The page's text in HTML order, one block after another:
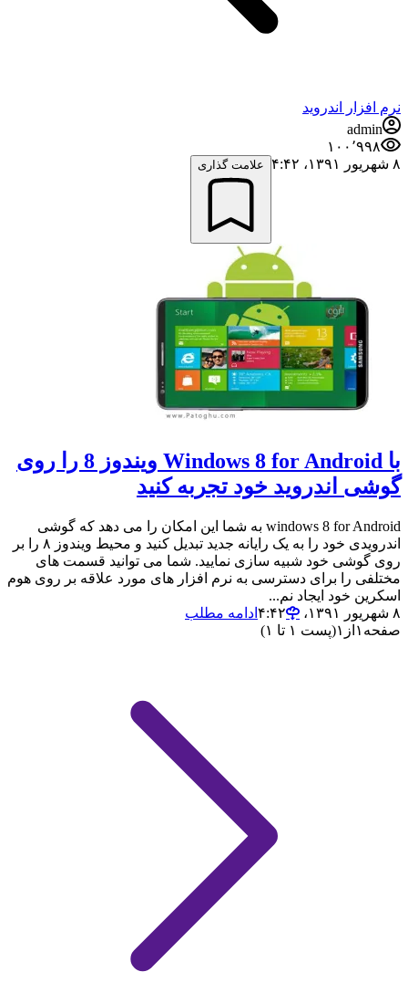
نرم افزار اندروید
admin
۱۰۰٬۹۹۸
۸ شهریور ۱۳۹۱،‏ ۴:۴۲
علامت گذاری
با Windows 8 for Android ویندوز 8 را روی
گوشی اندروید خود تجربه کنید
windows 8 for Android به شما این امکان را می دهد که گوشی
اندرویدی خود را به یک رایانه جدید تبدیل کنید و محیط ویندوز ۸ را بر
روی گوشی خود شبیه سازی نمایید. شما می توانید قسمت های
مختلفی را برای دسترسی به نرم افزار های مورد علاقه بر روی هوم
اسکرین خود ایجاد نم...
۸ شهریور ۱۳۹۱،‏ ۴:۴۲
ادامه مطلب
صفحه ۱ از ۱(پست ۱ تا ۱)